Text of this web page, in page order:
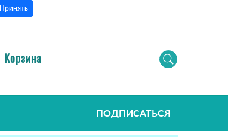
Принять
Корзина
ПОДПИСАТЬСЯ